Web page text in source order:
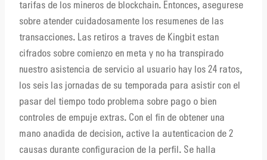
tarifas de los mineros de blockchain. Entonces, asegurese
sobre atender cuidadosamente los resumenes de las
transacciones. Las retiros a traves de Kingbit estan
cifrados sobre comienzo en meta y no ha transpirado
nuestro asistencia de servicio al usuario hay los 24 ratos,
los seis las jornadas de su temporada para asistir con el
pasar del tiempo todo problema sobre pago o bien
controles de empuje extras. Con el fin de obtener una
mano anadida de decision, active la autenticacion de 2
causas durante configuracion de la perfil. Se halla